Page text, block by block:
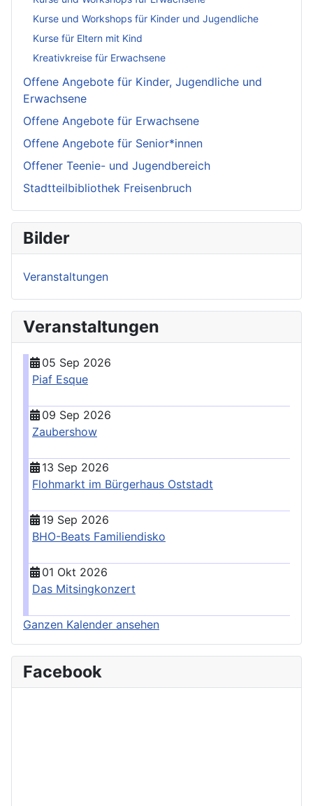
Kurse und Workshops für Kinder und Jugendliche
Kurse für Eltern mit Kind
Kreativkreise für Erwachsene
Offene Angebote für Kinder, Jugendliche und
Erwachsene
Offene Angebote für Erwachsene
Offene Angebote für Senior*innen
Offener Teenie- und Jugendbereich
Stadtteilbibliothek Freisenbruch
Bilder
Veranstaltungen
Veranstaltungen
05 Sep 2026
Piaf Esque
09 Sep 2026
Zaubershow
13 Sep 2026
Flohmarkt im Bürgerhaus Oststadt
19 Sep 2026
BHO-Beats Familiendisko
01 Okt 2026
Das Mitsingkonzert
Ganzen Kalender ansehen
Facebook